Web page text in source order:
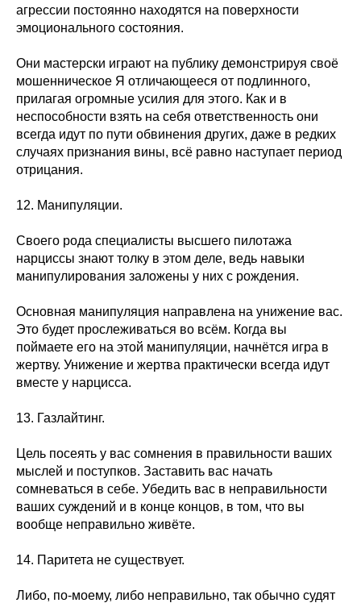
агрессии постоянно находятся на поверхности
эмоционального состояния.
Они мастерски играют на публику демонстрируя своё
мошенническое Я отличающееся от подлинного,
прилагая огромные усилия для этого. Как и в
неспособности взять на себя ответственность они
всегда идут по пути обвинения других, даже в редких
случаях признания вины, всё равно наступает период
отрицания.
12. Манипуляции.
Своего рода специалисты высшего пилотажа
нарциссы знают толку в этом деле, ведь навыки
манипулирования заложены у них с рождения.
Основная манипуляция направлена на унижение вас.
Это будет прослеживаться во всём. Когда вы
поймаете его на этой манипуляции, начнётся игра в
жертву. Унижение и жертва практически всегда идут
вместе у нарцисса.
13. Газлайтинг.
Цель посеять у вас сомнения в правильности ваших
мыслей и поступков. Заставить вас начать
сомневаться в себе. Убедить вас в неправильности
ваших суждений и в конце концов, в том, что вы
вообще неправильно живёте.
14. Паритета не существует.
Либо, по-моему, либо неправильно, так обычно судят